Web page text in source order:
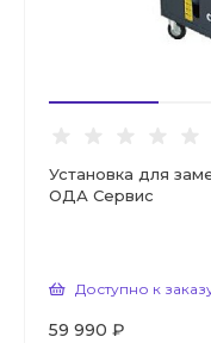
Установка для
ОДА Сервис
Доступно к
59 990 ₽